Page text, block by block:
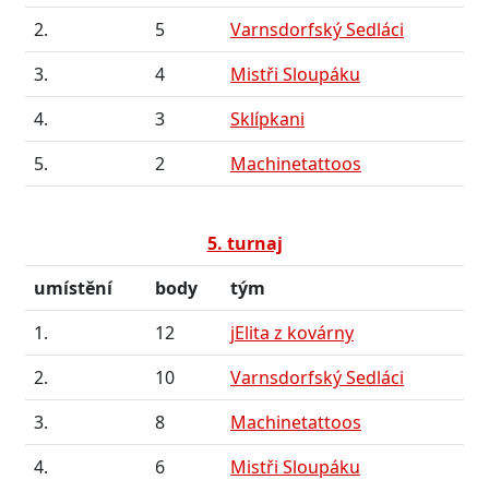
2.
5
Varnsdorfský Sedláci
3.
4
Mistři Sloupáku
4.
3
Sklípkani
5.
2 Machinetattoos
5. turnaj
umístění
body
tým
1.
12
jElita z kovárny
2.
10
Varnsdorfský Sedláci
3.
8
Machinetattoos
4.
6
Mistři Sloupáku